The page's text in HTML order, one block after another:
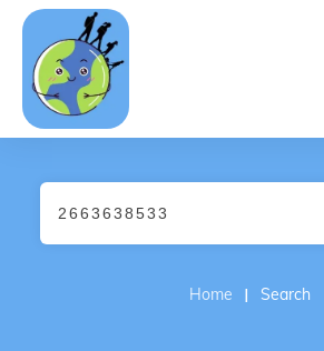
Home I Search